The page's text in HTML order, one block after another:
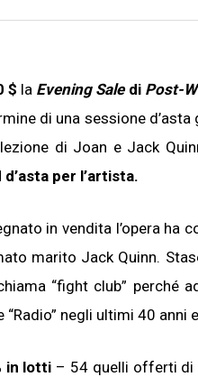
$ la Evening Saledi Post-
di una sessione
di Joan e Jack
per l’artista.
in vendita l’opera
marito Jack Quinn.
“fight club” perché
negli ultimi 40
in lotti – 54 quelli offerti di